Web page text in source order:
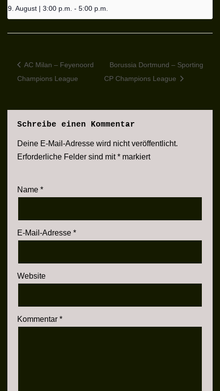
9. August | 3:00 p.m. - 5:00 p.m.
AC Milan – Feyenoord
Champions League
Borussia Dortmund – Sporting
CP Champions League
Schreibe einen Kommentar
Deine E-Mail-Adresse wird nicht veröffentlicht.
Erforderliche Felder sind mit* markiert
Name *
E-Mail-Adresse *
Website
Kommentar *